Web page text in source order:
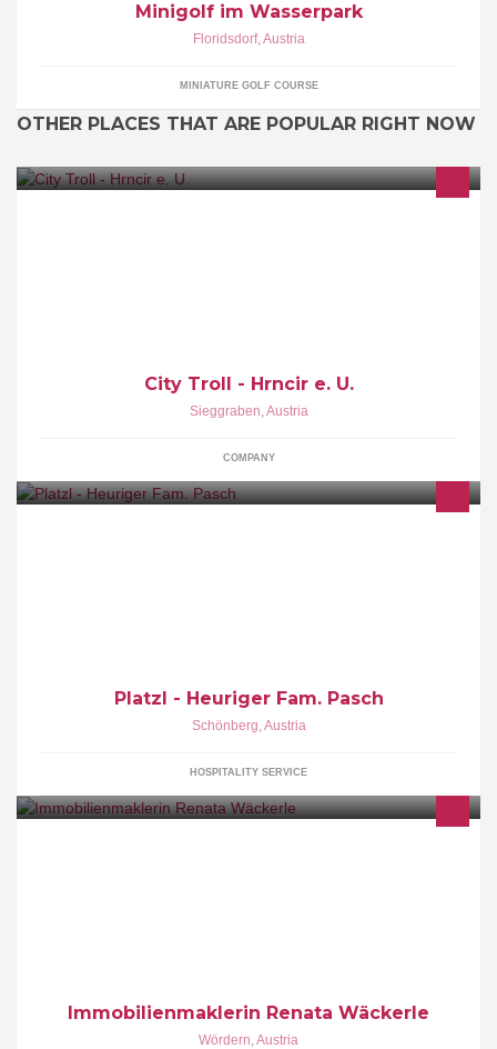
Minigolf im Wasserpark
Floridsdorf,Austria
MINIATURE GOLF COURSE
OTHER PLACES THAT ARE POPULAR RIGHT NOW
City Troll - Hrncir e. U.
Sieggraben,Austria
COMPANY
Platzl - Heuriger Fam. Pasch
Schönberg,Austria
HOSPITALITY SERVICE
Immobilienmaklerin Renata Wäckerle
Wördern,Austria